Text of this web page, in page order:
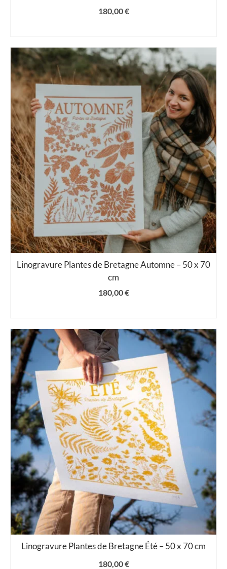
180,00€
Linogravure Plantes de Bretagne Automne – 50 x 70
cm
180,00€
Linogravure Plantes de Bretagne Été – 50 x 70 cm
180,00€